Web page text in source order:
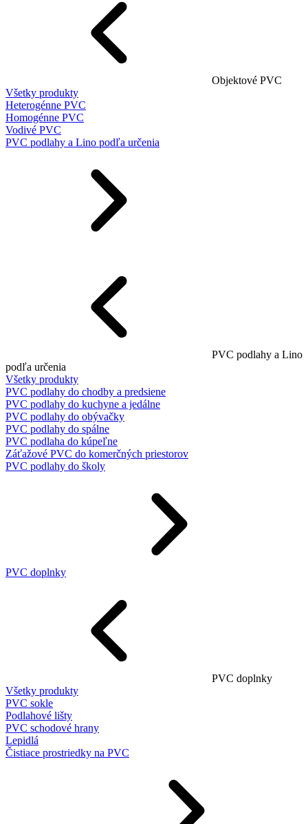
Objektové PVC
Všetky produkty
Heterogénne PVC
Homogénne PVC
Vodivé PVC
PVC podlahy a Lino podľa určenia
PVC podlahy a Lino
podľa určenia
Všetky produkty
PVC podlahy do chodby a predsiene
PVC podlahy do kuchyne a jedálne
PVC podlahy do obývačky
PVC podlahy do spálne
PVC podlaha do kúpeľne
Záťažové PVC do komerčných priestorov
PVC podlahy do školy
PVC doplnky
PVC doplnky
Všetky produkty
PVC sokle
Podlahové lišty
PVC schodové hrany
Lepidlá
Čistiace prostriedky na PVC